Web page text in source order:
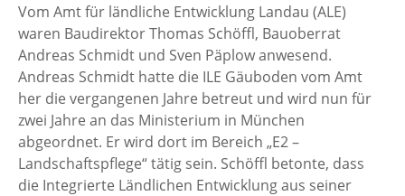
Vom Amt für ländliche Entwicklung Landau (ALE)
waren Baudirektor Thomas Schöffl, Bauoberrat
Andreas Schmidt und Sven Päplow anwesend.
Andreas Schmidt hatte die ILE Gäuboden vom Amt
her die vergangenen Jahre betreut und wird nun für
zwei Jahre an das Ministerium in München
abgeordnet. Er wird dort im Bereich „E2 –
Landschaftspflege“ tätig sein. Schöffl betonte, dass
die Integrierte Ländlichen Entwicklung aus seiner